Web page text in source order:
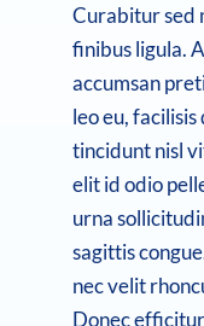
Curabitur sed
finibus ligula.
accumsan
leo eu,
tincidunt nisl
elit id odio
urna
sagittis
nec velit
Donec